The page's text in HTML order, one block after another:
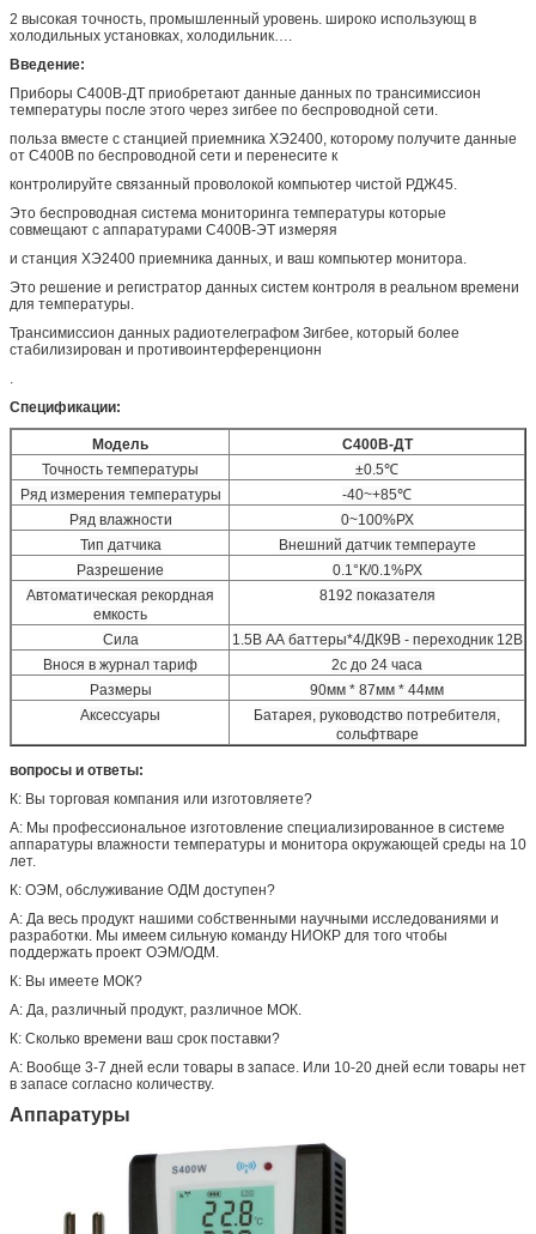
2 высокая точность, промышленный уровень. широко использующ в
холодильных установках, холодильник….
Введение:
Приборы С400В-ДТ приобретают данные данных по трансимиссион
температуры после этого через зигбее по беспроводной сети.
польза вместе с станцией приемника ХЭ2400, которому получите данные
от С400В по беспроводной сети и перенесите к
контролируйте связанный проволокой компьютер чистой РДЖ45.
Это беспроводная система мониторинга температуры которые
совмещают с аппаратурами С400В-ЭТ измеряя
и станция ХЭ2400 приемника данных, и ваш компьютер монитора.
Это решение и регистратор данных систем контроля в реальном времени
для температуры.
Трансимиссион данных радиотелеграфом Зигбее, который более
стабилизирован и противоинтерференционн
.
Спецификации:
Модель
С400В-ДТ
Точность температуры
±0.5℃
Ряд измерения температуры
-40~+85℃
Ряд влажности
0~100%РХ
Тип датчика
Внешний датчик темперауте
Разрешение
0.1°К/0.1%РХ
Автоматическая рекордная
емкость
8192 показателя
Сила
1.5В АА баттеры*4/ДК9В - переходник 12В
Внося в журнал тариф
2с до 24 часа
Размеры
90мм * 87мм * 44мм
Аксессуары
Батарея, руководство потребителя,
сольфтваре
вопросы и ответы:
К: Вы торговая компания или изготовляете?
А: Мы профессиональное изготовление специализированное в системе
аппаратуры влажности температуры и монитора окружающей среды на 10
лет.
К: ОЭМ, обслуживание ОДМ доступен?
А: Да весь продукт нашими собственными научными исследованиями и
разработки. Мы имеем сильную команду НИОКР для того чтобы
поддержать проект ОЭМ/ОДМ.
К: Вы имеете МОК?
А: Да, различный продукт, различное МОК.
К: Сколько времени ваш срок поставки?
А: Вообще 3-7 дней если товары в запасе. Или 10-20 дней если товары нет
в запасе согласно количеству.
Аппаратуры